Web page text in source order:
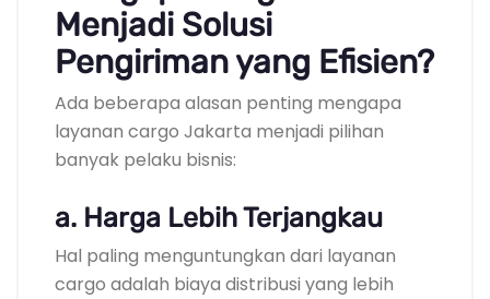
Menjadi Solusi
Pengiriman yang Efisien?
Ada beberapa alasan penting mengapa
layanan cargo Jakarta menjadi pilihan
banyak pelaku bisnis:
a. Harga Lebih Terjangkau
Hal paling menguntungkan dari layanan
cargo adalah biaya distribusi yang lebih